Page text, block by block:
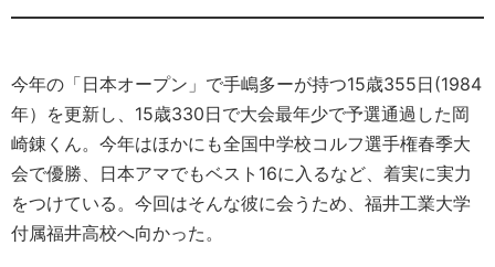
今年の「日本オープン」で手嶋多ーが持つ15歳355日(1984
年）を更新し、15歳330日で大会最年少で予選通過した岡
崎錬くん。今年はほかにも全国中学校コルフ選手権春季大
会で優勝、日本アマでもベスト16に入るなど、着実に実力
をつけている。今回はそんな彼に会うため、福井工業大学
付属福井高校へ向かった。